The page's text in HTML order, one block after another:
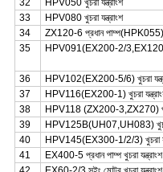
32
HPV050 খুচরা যন্ত্রাংশ
33
HPV080 খুচরা যন্ত্রাংশ
34
ZX120-6 প্রধান পাম্প(HPK055)
35
HPV091(EX200-2/3,EX120-2
36
HPV102(EX200-5/6) খুচরা
37
HPV116(EX200-1) খুচরা
38
HPV118 (ZX200-3,ZX270)
39
HPV125B(UH07,UH083) খুচরা
40
HPV145(EX300-1/2/3) খুচরা
41
EX400-5 প্রধান পাম্প খুচরা যন্ত্রাংশ